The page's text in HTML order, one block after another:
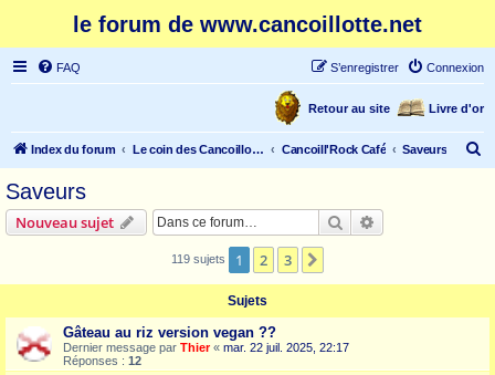
le forum de www.cancoillotte.net
FAQ Connexion
S’enregistrer
Livre d'or
Retour au site
Index du forum Le coin des Cancoillonautes Cancoill'Rock Café Saveurs
Saveurs
Nouveau sujet Rechercher
119 sujets 1 2 3
Sujets
Gâteau au riz version vegan ??
Dernier message par Thier« mar. 22 juil. 2025, 22:17
Réponses : 12